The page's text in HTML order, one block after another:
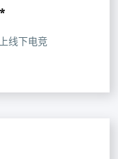
线下电竞